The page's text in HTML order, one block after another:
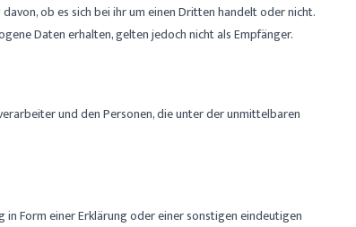
ob es sich bei ihr um einen Dritten handelt oder nicht.
Daten erhalten, gelten jedoch nicht als Empfänger.
und den Personen, die unter der unmittelbaren
Form einer Erklärung oder einer sonstigen eindeutigen